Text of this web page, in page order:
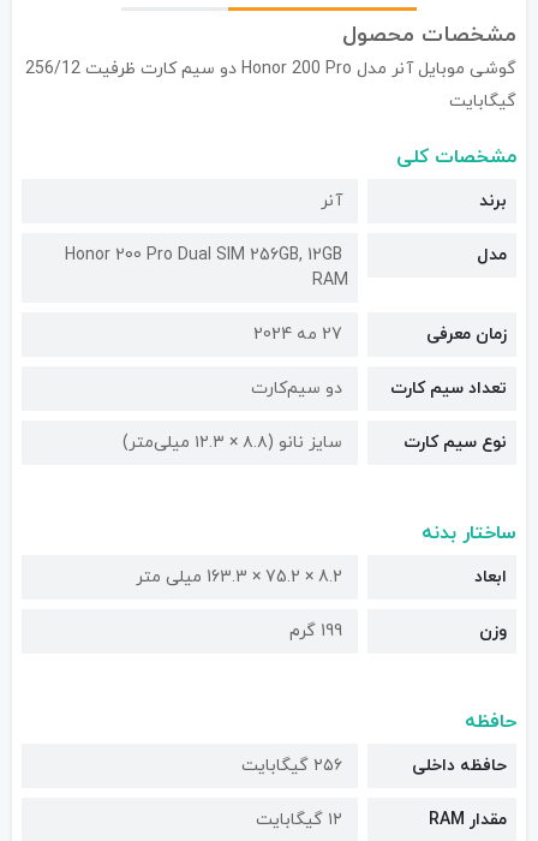
مشخصات محصول
گوشی موبایل آنر مدل Honor 200 Pro دو سیم کارت ظرفیت 256/12
گیگابایت
مشخصات کلی
برند آنر
مدل
Honor 200 Pro Dual SIM 256GB, 12GB
RAM
زمان معرفی 27 مه 2024
تعداد سیم کارت دو سیم‌کارت
نوع سیم کارت سایز نانو (۸.۸ × ۱۲.۳ میلی‌متر)
ساختار بدنه
ابعاد 8.2 × 75.2 × 163.3 میلی متر
وزن 199 گرم
حافظه
حافظه داخلی ۲۵۶ گیگابایت
مقدار RAM ۱۲ گیگابایت